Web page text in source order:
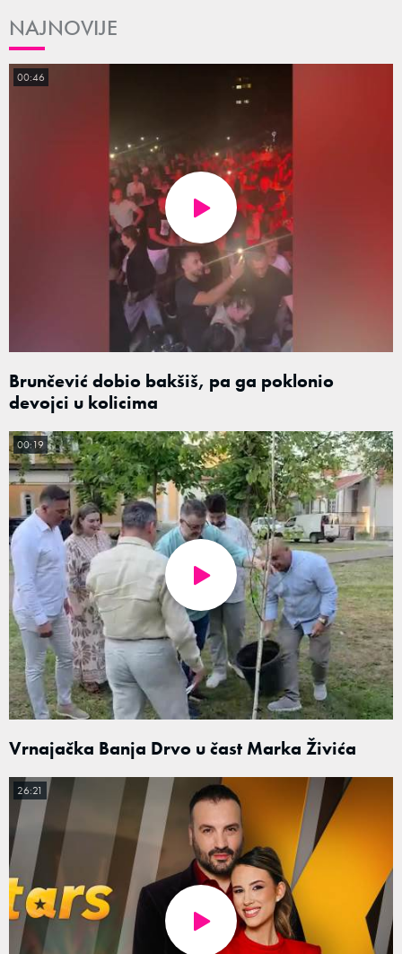
NAJNOVIJE
Brunčević dobio bakšiš, pa ga poklonio
devojci u kolicima
00:46
Vrnajačka Banja Drvo u čast Marka Živića
00:19
26:21